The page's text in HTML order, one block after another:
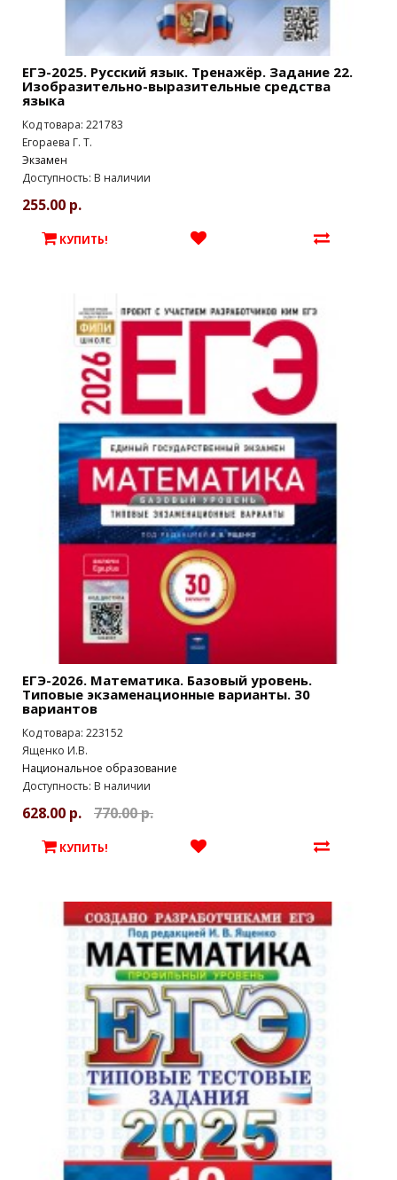
ЕГЭ-2025. Русский язык. Тренажёр. Задание 22.
Изобразительно-выразительные средства
языка
Код товара: 221783
Егораева Г. Т.
Экзамен
Доступность: В наличии
255.00 р.
КУПИТЬ!
ЕГЭ-2026. Математика. Базовый уровень.
Типовые экзаменационные варианты. 30
вариантов
Код товара: 223152
Ященко И.В.
Национальное образование
Доступность: В наличии
628.00 р. 770.00 р.
КУПИТЬ!